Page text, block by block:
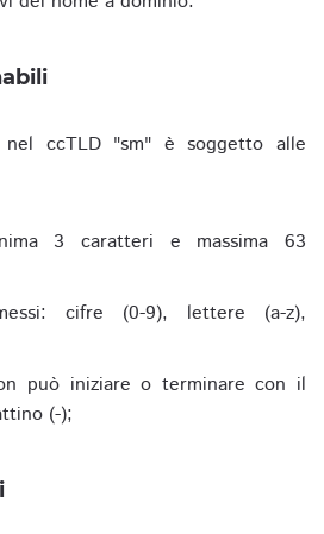
ccTLD "sm" è soggetto alle
3 caratteri e massima 63
cifre (0-9), lettere (a-z),
può iniziare o terminare con il
(-);